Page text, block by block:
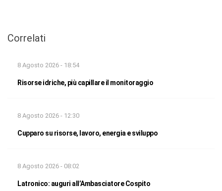
Correlati
8 Agosto 2026 - 18:54
Risorse idriche, più capillare il monitoraggio
8 Agosto 2026 - 12:30
Cupparo su risorse, lavoro, energia e sviluppo
8 Agosto 2026 - 08:02
Latronico: auguri all’Ambasciatore Cospito